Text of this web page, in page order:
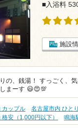
■入浴料
施設
の、銭湯！ すっごく、
まーす 😃😍💯
カップル 名古屋市内 ひと
安（1,000円以下）
鳴海